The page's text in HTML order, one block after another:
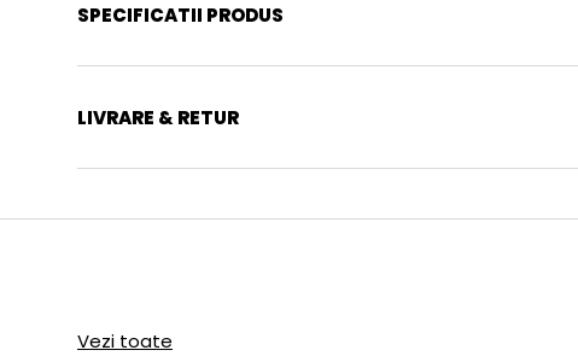
SPECIFICATII PRODUS
LIVRARE & RETUR
Vezi toate